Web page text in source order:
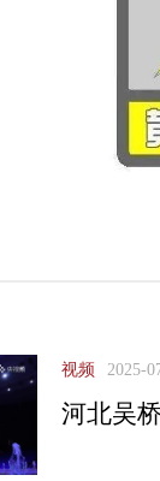
视频 2025-
河北吴